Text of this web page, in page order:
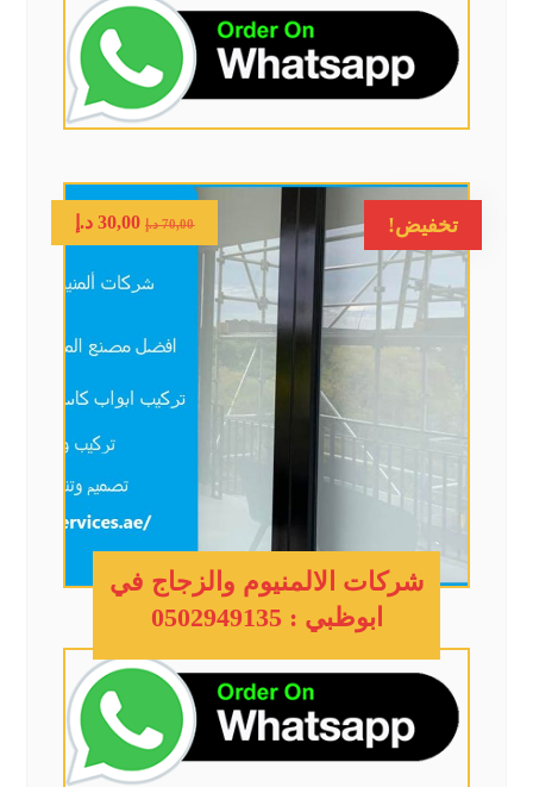
تخفيض!
شركات الالمنيوم والزجاج في
ابوظبي : 0502949135
70,00 د.إ 30,00 د.إ